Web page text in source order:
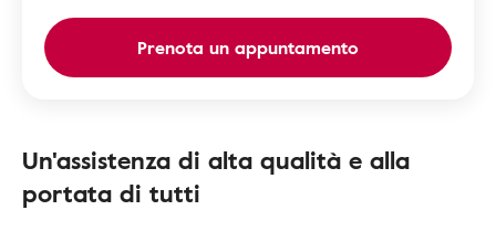
Prenota un appuntamento
Un'assistenza di alta qualità e alla
portata di tutti